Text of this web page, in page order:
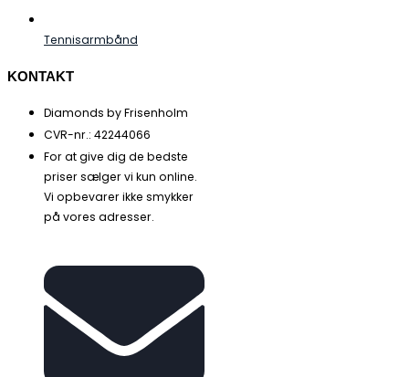
Tennisarmbånd
KONTAKT
Diamonds by Frisenholm
CVR-nr.: 42244066
For at give dig de bedste
priser sælger vi kun online.
Vi opbevarer ikke smykker
på vores adresser.